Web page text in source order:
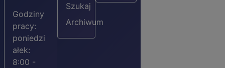
Godziny
pracy:
poniedzi
ałek:
8:00 -
Szukaj
Archiwum